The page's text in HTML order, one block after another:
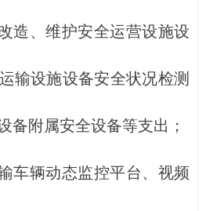
、维护安全运营设施设
输设施设备安全状况检测
备附属安全设备等支出；
辆动态监控平台、视频